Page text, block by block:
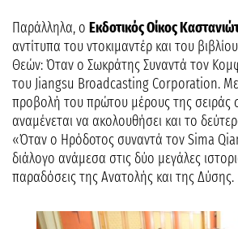
Παράλληλα, ο Εκδοτικός Οίκος
αντίτυπα του ντοκιμαντέρ και του
Θεών: Όταν ο Σωκράτης Συναντά τον
του Jiangsu Broadcasting Corporation.
προβολή του πρώτου μέρους της σειράς
αναμένεται να ακολουθήσει και το
«Όταν ο Ηρόδοτος συναντά τον Sima
διάλογο ανάμεσα στις δύο μεγάλες
παραδόσεις της Ανατολής και της Δύσης.